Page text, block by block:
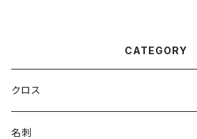
CATEGORY
クロス
名刺